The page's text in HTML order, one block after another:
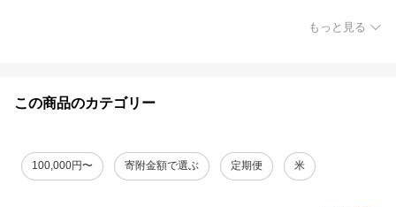
もっと見る
この商品のカテゴリー
100,000円〜 寄附金額で選ぶ 定期便 米